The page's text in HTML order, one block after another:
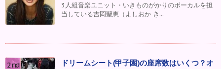
3人組音楽ユニット・いきものがかりのボーカルを担
当している吉岡聖恵（よしおか き...
ドリームシート(甲子園)の座席数はいくつ？オ